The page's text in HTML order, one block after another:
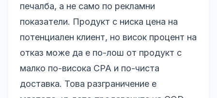
печалба, а не само по рекламни
показатели. Продукт с ниска цена на
потенциален клиент, но висок процент на
отказ може да е по-лош от продукт с
малко по-висока CPA и по-чиста
доставка. Това разграничение е